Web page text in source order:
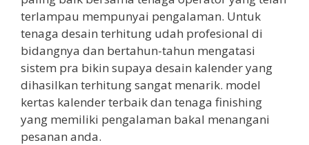
terlampau mempunyai pengalaman. Untuk
tenaga desain terhitung udah profesional di
bidangnya dan bertahun-tahun mengatasi
sistem pra bikin supaya desain kalender yang
dihasilkan terhitung sangat menarik. model
kertas kalender terbaik dan tenaga finishing
yang memiliki pengalaman bakal menangani
pesanan anda.